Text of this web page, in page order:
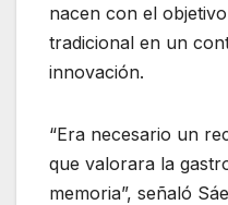
nacen con el
tradicional en un
innovación.
“Era necesario un
que valorara la
memoria”, señaló